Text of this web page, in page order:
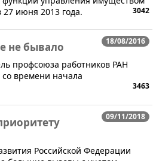
июня 2013 года.
3042
18/08/2016
не бывало​
профсоюза работников РАН
времени начала
3463
09/11/2018
Российской Федерации